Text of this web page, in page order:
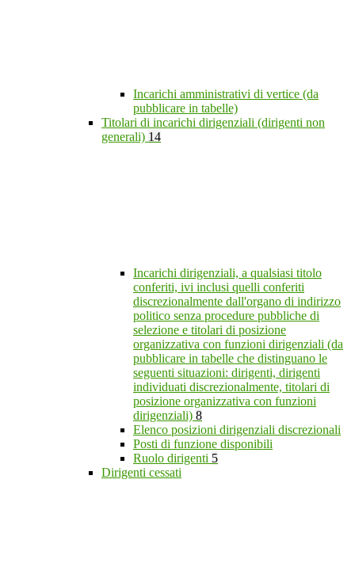
Incarichi amministrativi di vertice (da
pubblicare in tabelle)
Titolari di incarichi dirigenziali (dirigenti non
generali) 14
Incarichi dirigenziali, a qualsiasi titolo
conferiti, ivi inclusi quelli conferiti
discrezionalmente dall'organo di indirizzo
politico senza procedure pubbliche di
selezione e titolari di posizione
organizzativa con funzioni dirigenziali (da
pubblicare in tabelle che distinguano le
seguenti situazioni: dirigenti, dirigenti
individuati discrezionalmente, titolari di
posizione organizzativa con funzioni
dirigenziali) 8
Elenco posizioni dirigenziali discrezionali
Posti di funzione disponibili
Ruolo dirigenti 5
Dirigenti cessati